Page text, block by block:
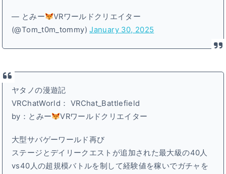
— とみー
VRワールドクリエイター
(@Tom_t0m_tommy)January 30, 2025
ヤタノの漫遊記
VRChatWorld： VRChat_Battlefield
by：とみー
VRワールドクリエイター
大型サバゲーワールド再び
ステージとデイリークエストが追加された最大級の40人
vs40人の超規模バトルを制して経験値を稼いでガチャを